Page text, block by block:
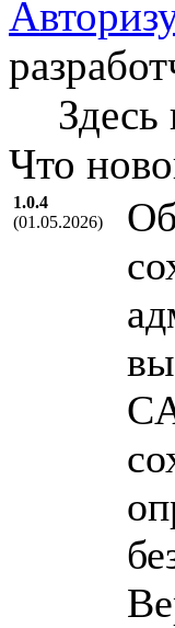
Здесь
Что
1.0.4
(01.05.2026)